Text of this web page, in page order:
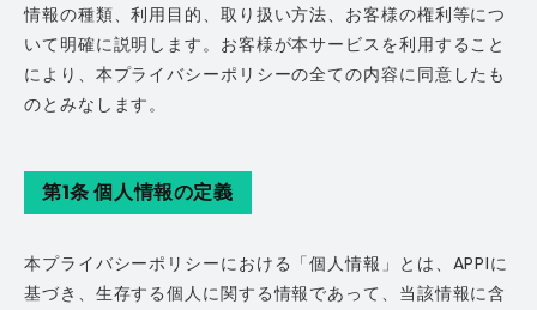
情報の種類、利用目的、取り扱い方法、お客様の権利等につ
いて明確に説明します。お客様が本サービスを利用すること
により、本プライバシーポリシーの全ての内容に同意したも
のとみなします。
第1条 個人情報の定義
本プライバシーポリシーにおける「個人情報」とは、APPIに
基づき、生存する個人に関する情報であって、当該情報に含